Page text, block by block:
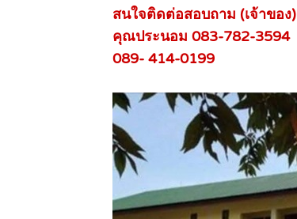
สนใจติดต่อสอบถาม (เจ้าของ)
คุณประนอม 083‐782‐3594
089- 414-0199